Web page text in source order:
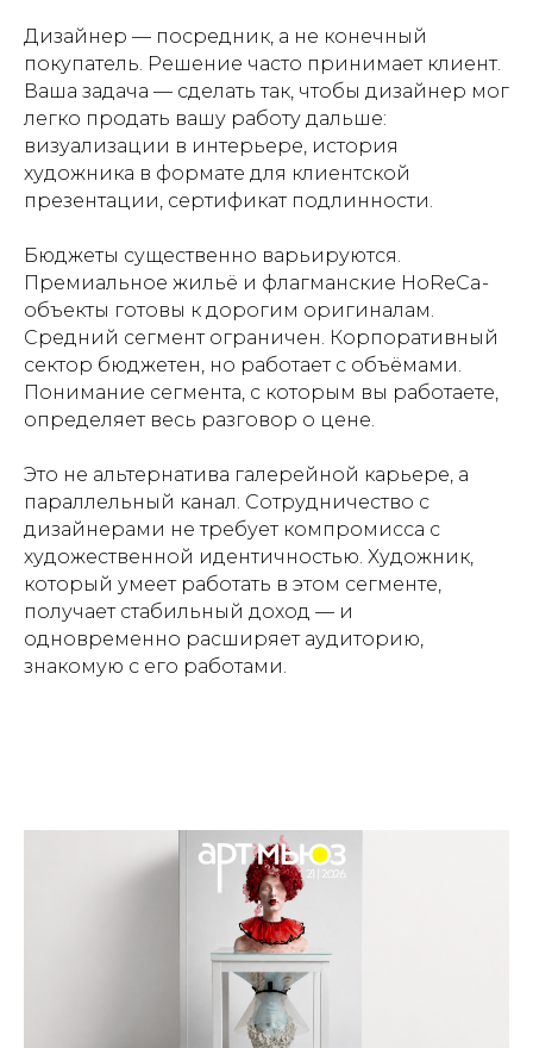
Дизайнер — посредник, а не конечный
покупатель. Решение часто принимает клиент.
Ваша задача — сделать так, чтобы дизайнер мог
легко продать вашу работу дальше:
визуализации в интерьере, история
художника в формате для клиентской
презентации, сертификат подлинности.
Бюджеты существенно варьируются.
Премиальное жильё и флагманские HoReCa-
объекты готовы к дорогим оригиналам.
Средний сегмент ограничен. Корпоративный
сектор бюджетен, но работает с объёмами.
Понимание сегмента, с которым вы работаете,
определяет весь разговор о цене.
Это не альтернатива галерейной карьере, а
параллельный канал. Сотрудничество с
дизайнерами не требует компромисса с
художественной идентичностью. Художник,
который умеет работать в этом сегменте,
получает стабильный доход — и
одновременно расширяет аудиторию,
знакомую с его работами.